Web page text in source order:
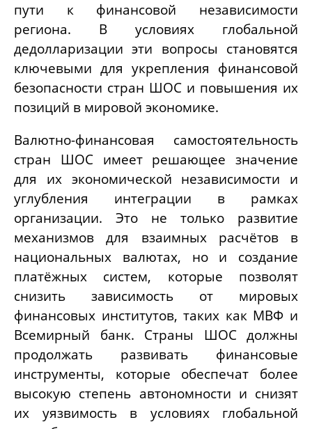
пути к финансовой независимости
региона. В условиях глобальной
дедолларизации эти вопросы становятся
ключевыми для укрепления финансовой
безопасности стран ШОС и повышения их
позиций в мировой экономике.
Валютно-финансовая самостоятельность
стран ШОС имеет решающее значение
для их экономической независимости и
углубления интеграции в рамках
организации. Это не только развитие
механизмов для взаимных расчётов в
национальных валютах, но и создание
платёжных систем, которые позволят
снизить зависимость от мировых
финансовых институтов, таких как МВФ и
Всемирный банк. Страны ШОС должны
продолжать развивать финансовые
инструменты, которые обеспечат более
высокую степень автономности и снизят
их уязвимость в условиях глобальной